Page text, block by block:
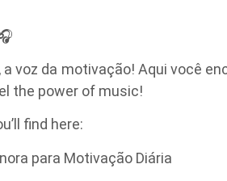
a voz da motivação! Aqui você
the power of music!
find here:
para Motivação Diária